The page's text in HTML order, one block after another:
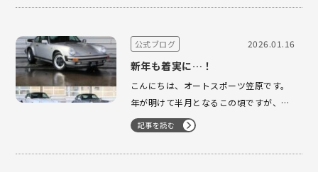
る前、ご家族で葉山までドライブにお出
寧なお土産をお持ちくださり、誠にあり
公式ブログ 2026.01.16
新年も着実に…！
こんにちは、オートスポーツ笠原です。
年が明けて半月となるこの頃ですが、買
取査定のご依頼や在庫車へのお問い合わ
せを多数いただき誠にありがとうござい
ます。 縁あって買取や委託販売にてお車
記事を読む